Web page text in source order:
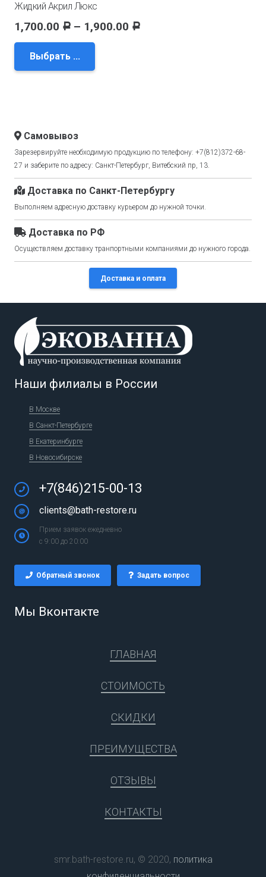
Жидкий Акрил Люкс
1,700.00 Р – 1,900.00 Р
Выбрать ...
Самовывоз
Зарезервируйте необходимую продукцию по телефону: +7(812)372-68-
27 и заберите по адресу: Санкт-Петербург, Витебский пр, 13.
Доставка по Санкт-Петербургу
Выполняем адресную доставку курьером до нужной точки.
Доставка по РФ
Осуществляем доставку транпортными компаниями до нужного города.
Доставка и оплата
Наши филиалы в России
В Москве
В Санкт-Петербурге
В Екатеринбурге
В Новосибирске
+7(846)215-00-13
clients@bath-restore.ru
Прием заявок ежедневно
с 9:00 до 20:00
Обратный звонок Задать вопрос
Мы Вконтакте
ГЛАВНАЯ
СТОИМОСТЬ
СКИДКИ
ПРЕИМУЩЕСТВА
ОТЗЫВЫ
КОНТАКТЫ
smr.bath-restore.ru, © 2020, политика